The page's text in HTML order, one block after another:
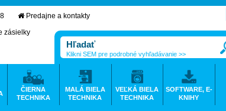
Predajne a kontakty
zásielky
Klikni SEM pre podrobné vyhľadávanie >>
ČIERNA
TECHNIKA
MALÁ BIELA
TECHNIKA
VEĽKÁ BIELA
TECHNIKA
SOFTWARE, E-
KNIHY